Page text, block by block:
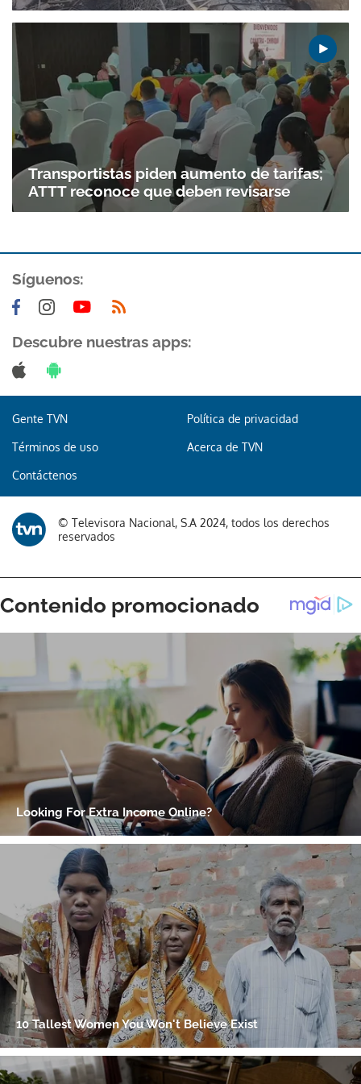
Gracias por suscribirte a nuestro boletín.
ACEPTAR
Transportistas piden aumento de tarifas;
ATTT reconoce que deben revisarse
Síguenos:
Descubre nuestras apps:
Gente TVN Política de privacidad
Términos de uso Acerca de TVN
Contáctenos
© Televisora Nacional, S.A 2024, todos los derechos
reservados